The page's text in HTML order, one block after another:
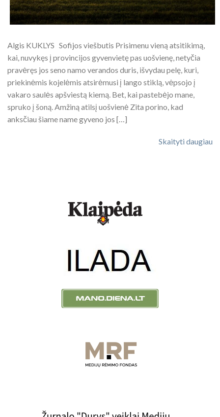
Algis KUKLYS Sofijos viešbutis Prisimenu vieną atsitikimą,
kai, nuvykęs į provincijos gyvenvietę pas uošvienę, netyčia
pravėręs jos seno namo verandos duris, išvydau pelę, kuri,
priekinėmis kojelėmis atsirėmusi į lango stiklą, vėpsojo į
vakaro saulės apšviestą kiemą. Bet, kai pastebėjo mane,
spruko į šoną. Amžiną atilsį uošvienė Zita porino, kad
anksčiau šiame name gyveno jos […]
Skaityti daugiau